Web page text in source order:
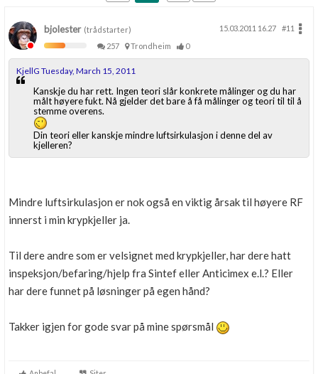
Skaff dokumentasjon som mangler
Kundeservice
Få svar på det du lurer på
Kom i gang med Boligmappa
Se din bolig? Klikk her
bjolester(trådstarter) 15.03.2011 16.27
#11
257
Trondheim 0
KjellG Tuesday, March 15, 2011
Kanskje du har rett. Ingen teori slår konkrete målinger og du har
målt høyere fukt. Nå gjelder det bare å få målinger og teori til til å
stemme overens.
Din teori eller kanskje mindre luftsirkulasjon i denne del av
kjelleren?
Mindre luftsirkulasjon er nok også en viktig årsak til høyere RF
innerst i min krypkjeller ja.
Til dere andre som er velsignet med krypkjeller, har dere hatt
inspeksjon/befaring/hjelp fra Sintef eller Anticimex e.l.? Eller
har dere funnet på løsninger på egen hånd?
Takker igjen for gode svar på mine spørsmål